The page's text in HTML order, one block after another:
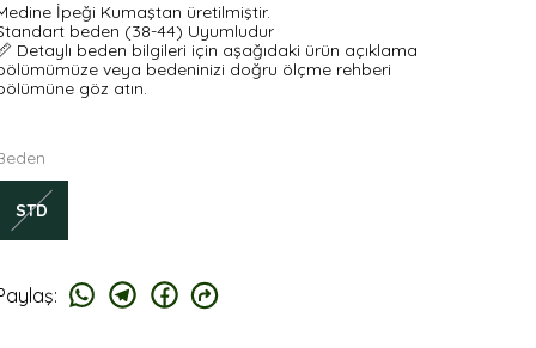
İpeği Kumaştan üretilmiştir.
beden (38-44) Uyumludur
Detaylı beden bilgileri için aşağıdaki ürün açıklama
veya bedeninizi doğru ölçme rehberi
göz atın.
STD
: